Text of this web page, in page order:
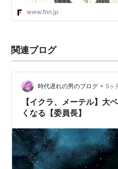
www.fnn.jp
関連ブログ
時代遅れの男のブログ • 5ヶ
【イクラ、メーテル】大
くなる【委員長】